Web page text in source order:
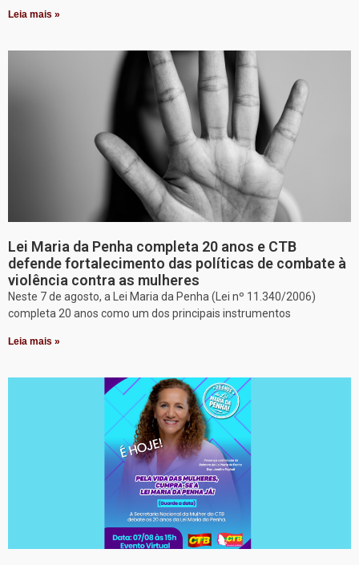
Leia mais »
Lei Maria da Penha completa 20 anos e CTB
defende fortalecimento das políticas de combate à
violência contra as mulheres
Neste 7 de agosto, a Lei Maria da Penha (Lei nº 11.340/2006)
completa 20 anos como um dos principais instrumentos
Leia mais »